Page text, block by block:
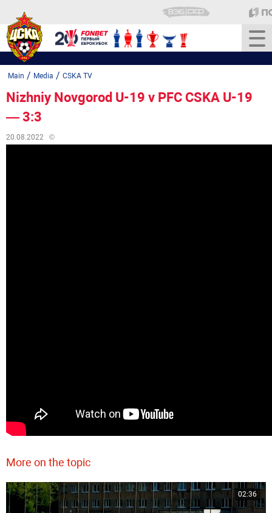
Main / Media / CSKA TV
Nizhniy Novgorod U-19 v PFC CSKA U-19
— 3:3
20.08.2022 ©
More on the topic
02:36